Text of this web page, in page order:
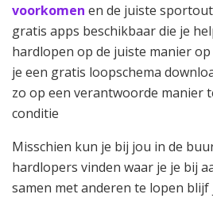
voorkomen en de juiste
gratis apps beschikbaar die je
hardlopen op de juiste manier
je een gratis loopschema
zo op een verantwoorde manier
conditie
Misschien kun je bij jou in de
hardlopers vinden waar je je bij
samen met anderen te lopen